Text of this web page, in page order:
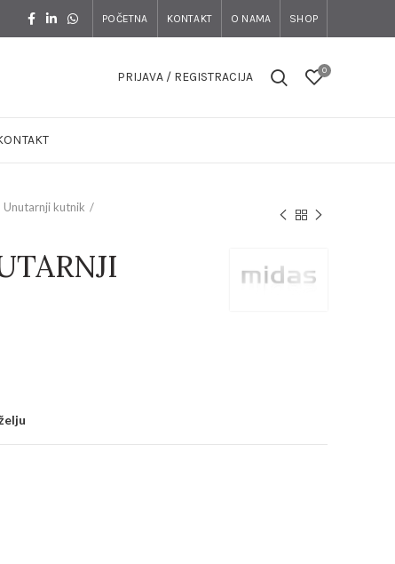
POČETNA KONTAKT O NAMA SHOP
PRIJAVA / REGISTRACIJA 0
Unutarnji kutnik